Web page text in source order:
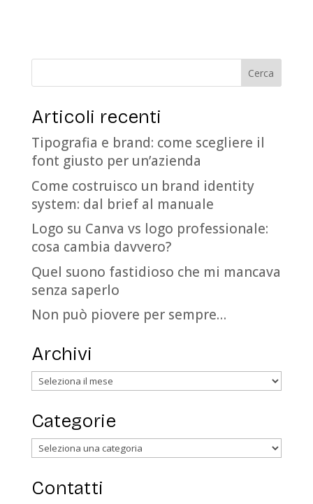
Articoli recenti
Tipografia e brand: come scegliere il
font giusto per un’azienda
Come costruisco un brand identity
system: dal brief al manuale
Logo su Canva vs logo professionale:
cosa cambia davvero?
Quel suono fastidioso che mi mancava
senza saperlo
Non può piovere per sempre…
Archivi
Archivi
Categorie
Categorie
Contatti